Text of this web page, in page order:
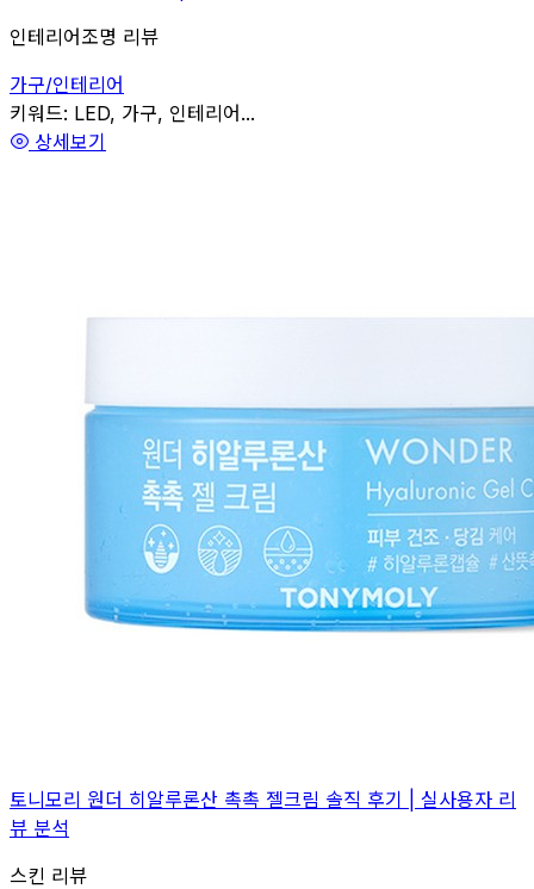
인테리어조명 리뷰
가구/인테리어
관련
키워드: LED, 가구, 인테리어...
상세보기
토니모리 원더 히알루론산 촉촉 젤크림 솔직 후기 | 실사용자 리
뷰 분석
스킨 리뷰